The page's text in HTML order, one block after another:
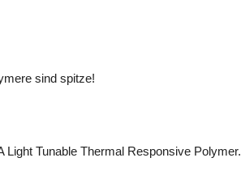
sind spitze!
Light Tunable Thermal Responsive Polymer.